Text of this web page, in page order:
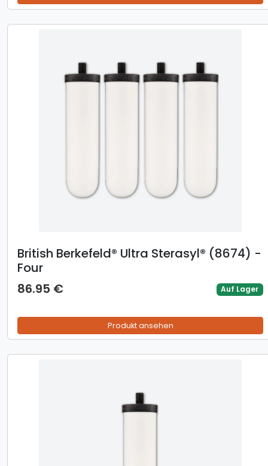
British Berkefeld® Ultra Sterasyl® (8674) -
Four
86.95 €
Auf Lager
Produkt ansehen